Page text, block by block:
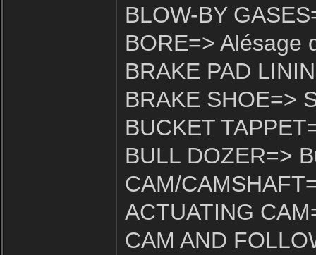
BLOW-BY
BORE=> Alésage
BRAKE PAD
BRAKE SHOE=>
BUCKET
BULL DOZER=>
CAM/
ACTUATING
CAM AND